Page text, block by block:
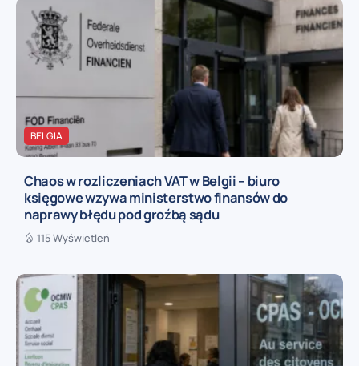
BELGIA
Chaos w rozliczeniach VAT w Belgii – biuro
księgowe wzywa ministerstwo finansów do
naprawy błędu pod groźbą sądu
115 Wyświetleń